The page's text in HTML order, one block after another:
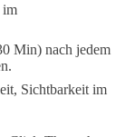
im
Min) nach jedem
Sichtbarkeit im